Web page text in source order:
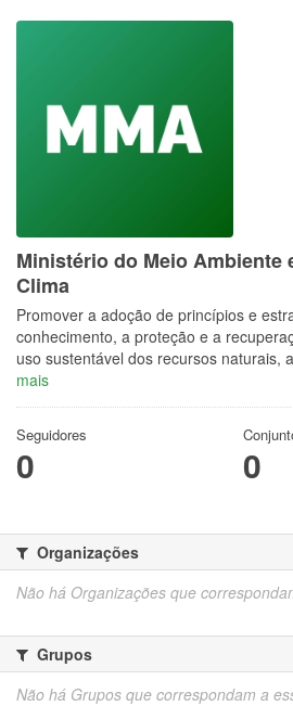
Ministério do Meio Ambiente
Clima
Promover a adoção de princípios e
conhecimento, a proteção e a
uso sustentável dos recursos naturais,
mais
Seguidores
0 0
Organizações
Não há Organizações que
Grupos
Não há Grupos que correspondam a